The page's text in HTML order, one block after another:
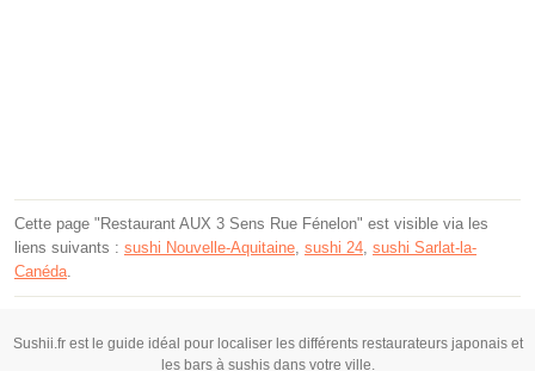
Cette page "Restaurant AUX 3 Sens Rue Fénelon" est visible via les
liens suivants : sushi Nouvelle-Aquitaine, sushi 24, sushi Sarlat-la-
Canéda.
Sushii.fr est le guide idéal pour localiser les différents restaurateurs japonais et
les bars à sushis dans votre ville.